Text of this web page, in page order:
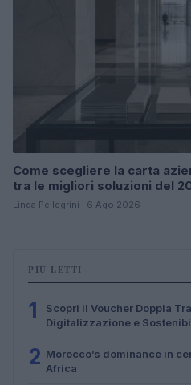
Come scegliere la carta
tra le migliori soluzioni del
Linda Pellegrini · 6 Ago 2026
PIÙ LETTI
1
Scopri il Voucher Doppia
Digitalizzazione e
2 Morocco’s dominance in
Africa